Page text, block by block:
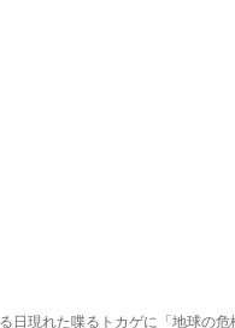
日現れた喋るトカゲに「地球の危